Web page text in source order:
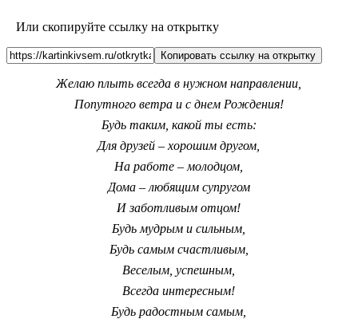
Или скопируйте ссылку на открытку
Копировать ссылку на открытку
Желаю плыть всегда в нужном направлении,
Попутного ветра и с днем Рождения!
Будь таким, какой ты есть:
Для друзей – хорошим другом,
На работе – молодцом,
Дома – любящим супругом
И заботливым отцом!
Будь мудрым и сильным,
Будь самым счастливым,
Веселым, успешным,
Всегда интересным!
Будь радостным самым,